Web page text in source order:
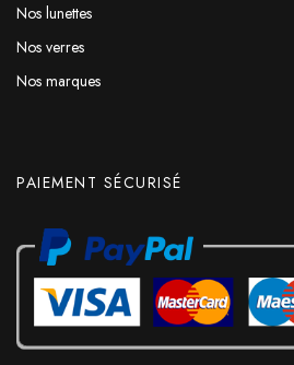
Nos lunettes
Nos verres
Nos marques
PAIEMENT SÉCURISÉ